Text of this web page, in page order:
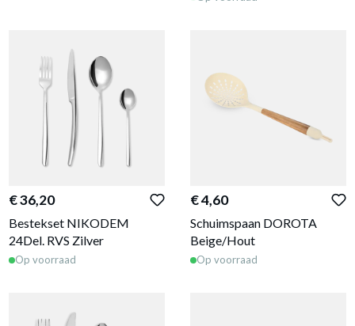
€ 36,20
Bestekset NIKODEM
24Del. RVS Zilver
Op voorraad
€ 4,60
Schuimspaan DOROTA
Beige/Hout
Op voorraad